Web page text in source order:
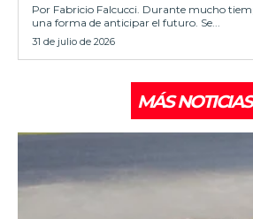
Por Fabricio Falcucci. Durante mucho tiempo endeudarse fue
una forma de anticipar el futuro. Se...
31 de julio de 2026
MÁS NOTICIAS